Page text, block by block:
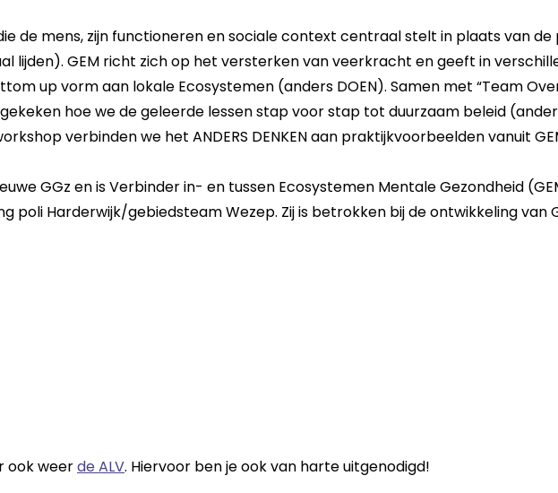
de mens, zijn functioneren en sociale context centraal stelt in plaats van de
lijden). GEM richt zich op het versterken van veerkracht en geeft in
up vorm aan lokale Ecosystemen (anders DOEN). Samen met “Team
gekeken hoe we de geleerde lessen stap voor stap tot duurzaam beleid
verbinden we het ANDERS DENKEN aan praktijkvoorbeelden vanuit
GGz en is Verbinder in- en tussen Ecosystemen Mentale Gezondheid
poli Harderwijk/gebiedsteam Wezep. Zij is betrokken bij de ontwikkeling van
ook weerde ALV. Hiervoor ben je ook van harte uitgenodigd!